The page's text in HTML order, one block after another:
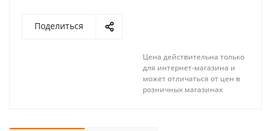
Поделиться
Цена действительна только
для интернет-магазина и
может отличаться от цен в
розничных магазинах